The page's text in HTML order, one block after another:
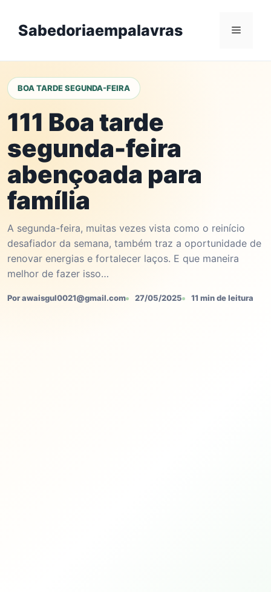
contentSabedoriaempalavras Menu
BOA TARDE SEGUNDA-FEIRA
111 Boa tarde
segunda-feira
abençoada para
família
A segunda-feira, muitas vezes vista como o reinício
desafiador da semana, também traz a oportunidade de
renovar energias e fortalecer laços. E que maneira
melhor de fazer isso…
Por awaisgul0021@gmail.com 27/05/2025 11 min de leitura